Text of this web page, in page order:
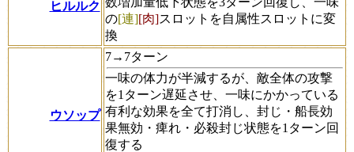
ヒルルク
の[連][肉]スロットを自属性スロットに変
換
ウソップ
7→7ターン
一味の体力が半減するが、敵全体の攻撃
を1ターン遅延させ、一味にかかっている
有利な効果を全て打消し、封じ・船長効
果無効・痺れ・必殺封じ状態を1ターン回
復する